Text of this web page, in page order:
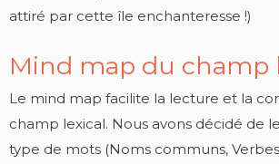
attiré par cette île enchanteresse !)
Mind map du champ
Le mind map facilite la lecture et la
champ lexical. Nous avons décidé de
type de mots (Noms communs,